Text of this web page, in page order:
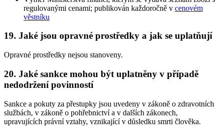
regulovanými cenami; publikován každoročně v cenovém
věstníku
19. Jaké jsou opravné prostředky a jak se uplatňují
Opravné prostředky nejsou stanoveny.
20. Jaké sankce mohou být uplatněny v případě
nedodržení povinností
Sankce a pokuty za přestupky jsou uvedeny v zákoně o zdravotních
službách, v zákoně o pohřebnictví a v dalších zákonech,
upravujících právní vztahy, vznikající v důsledku smrti člověka.